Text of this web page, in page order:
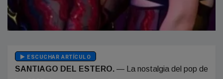
ESCUCHAR ARTÍCULO
SANTIAGO DEL ESTERO. — La nostalgia del pop de